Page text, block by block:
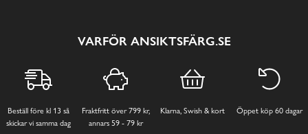
VARFÖR ANSIKTSFÄRG.SE
Beställ före kl 13 så
skickar vi samma dag
Fraktfritt över 799 kr,
annars 59 - 79 kr
Klarna, Swish & kort Öppet köp 60 dagar